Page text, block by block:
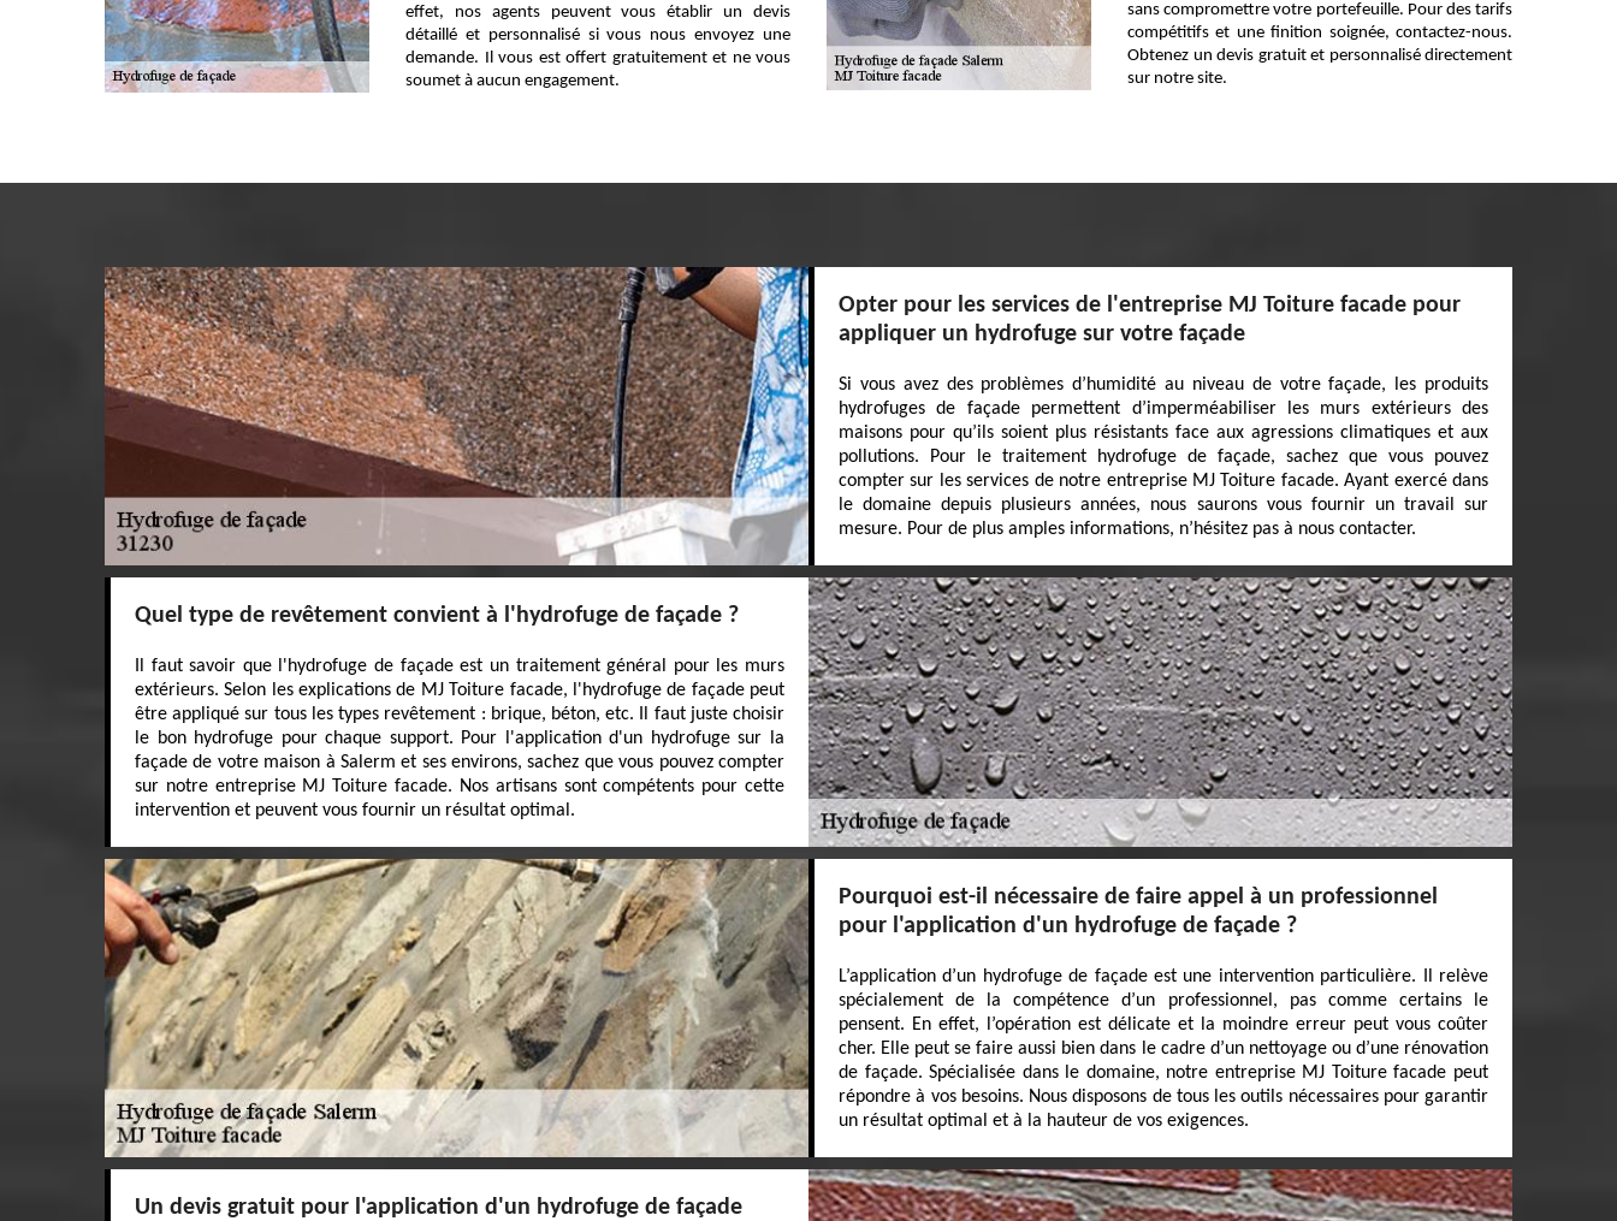
effet, nos agents peuvent vous établir un devis
détaillé et personnalisé si vous nous envoyez une
demande. Il vous est offert gratuitement et ne vous
soumet à aucun engagement.
sans compromettre votre portefeuille. Pour des tarifs
compétitifs et une finition soignée, contactez-nous.
Obtenez un devis gratuit et personnalisé directement
sur notre site.
Opter pour les services de l'entreprise MJ Toiture facade pour
appliquer un hydrofuge sur votre façade
Si vous avez des problèmes d’humidité au niveau de votre façade, les produits
hydrofuges de façade permettent d’imperméabiliser les murs extérieurs des
maisons pour qu’ils soient plus résistants face aux agressions climatiques et aux
pollutions. Pour le traitement hydrofuge de façade, sachez que vous pouvez
compter sur les services de notre entreprise MJ Toiture facade. Ayant exercé dans
le domaine depuis plusieurs années, nous saurons vous fournir un travail sur
mesure. Pour de plus amples informations, n’hésitez pas à nous contacter.
Quel type de revêtement convient à l'hydrofuge de façade ?
Il faut savoir que l'hydrofuge de façade est un traitement général pour les murs
extérieurs. Selon les explications de MJ Toiture facade, l'hydrofuge de façade peut
être appliqué sur tous les types revêtement : brique, béton, etc. Il faut juste choisir
le bon hydrofuge pour chaque support. Pour l'application d'un hydrofuge sur la
façade de votre maison à Salerm et ses environs, sachez que vous pouvez compter
sur notre entreprise MJ Toiture facade. Nos artisans sont compétents pour cette
intervention et peuvent vous fournir un résultat optimal.
Pourquoi est-il nécessaire de faire appel à un professionnel
pour l'application d'un hydrofuge de façade ?
L’application d’un hydrofuge de façade est une intervention particulière. Il relève
spécialement de la compétence d’un professionnel, pas comme certains le
pensent. En effet, l’opération est délicate et la moindre erreur peut vous coûter
cher. Elle peut se faire aussi bien dans le cadre d’un nettoyage ou d’une rénovation
de façade. Spécialisée dans le domaine, notre entreprise MJ Toiture facade peut
répondre à vos besoins. Nous disposons de tous les outils nécessaires pour garantir
un résultat optimal et à la hauteur de vos exigences.
Un devis gratuit pour l'application d'un hydrofuge de façade